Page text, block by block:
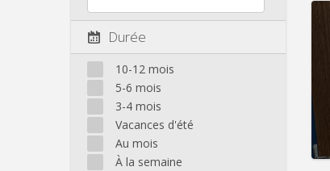
Durée
10-12 mois
5-6 mois
3-4 mois
Vacances d'été
Au mois
À la semaine